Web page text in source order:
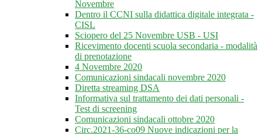
Novembre
Dentro il CCNI sulla didattica digitale integrata -
CISL
Sciopero del 25 Novembre USB - USI
Ricevimento docenti scuola secondaria - modalità
di prenotazione
4 Novembre 2020
Comunicazioni sindacali novembre 2020
Diretta streaming DSA
Informativa sul trattamento dei dati personali -
Test di screening
Comunicazioni sindacali ottobre 2020
Circ.2021-36-co09 Nuove indicazioni per la